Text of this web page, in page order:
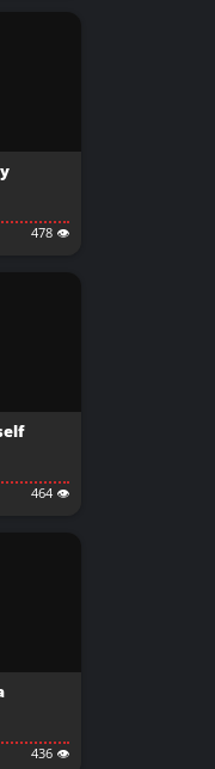
478 👁️
464 👁️
436 👁️